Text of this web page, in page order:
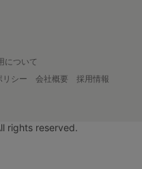
について
リシー 会社概要
採用情報
rights reserved.